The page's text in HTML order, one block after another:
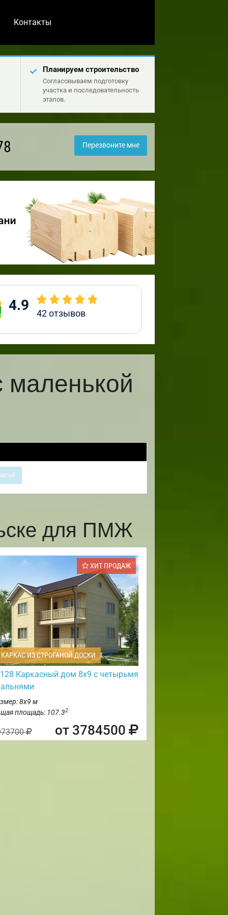
Контакты
Планируем строительство
Согласовываем подготовку
участка и последовательность
этапов.
Перезвоните мне
4.9 42отзывов
для ПМЖ
ХИТ ПРОДАЖ
ИЗ СТРОГАНОЙ ДОСКИ
Каркасный дом 8х9 с четырьмя
8х9 м
площадь: 107.32
от 3784500